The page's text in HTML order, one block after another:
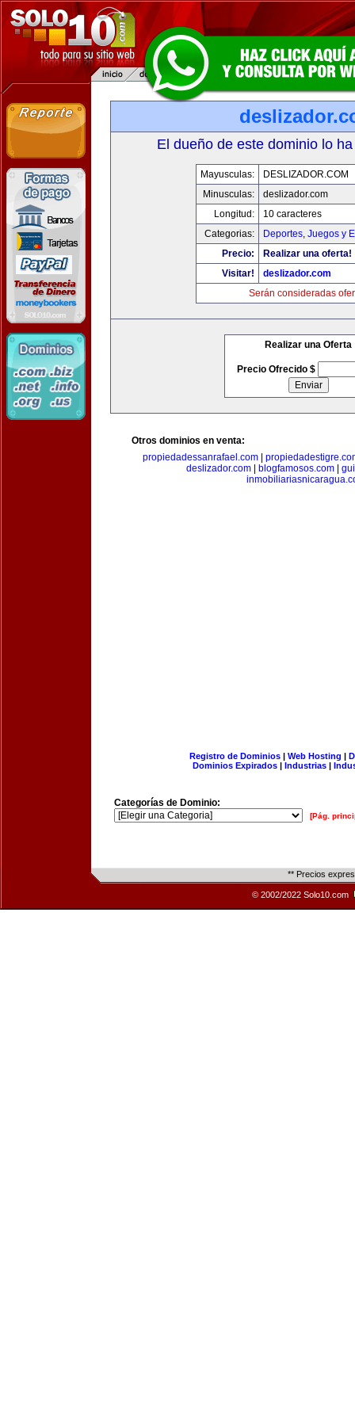
El dueño de este dominio lo
Mayusculas:
DESLIZADOR.COM
Minusculas:
deslizador.com
Longitud:
10 caracteres
Categorias:
Deportes, Juegos y
Precio:
Realizar una oferta!
Visitar!
deslizador.com
Serán consideradas
Realizar una Oferta
Precio Ofrecido $
Otros dominios en venta:
propiedadessanrafael.com
deslizador.com| blogfamosos.com|
Registro de Dominios| Web Hosting |
Dominios Expirados | Industrias |
Categorías de Dominio:
[Pág.
** Precios
© 2002/2022 Solo10.com